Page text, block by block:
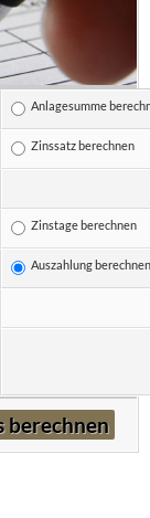
Anlagesumme
Zinssatz berechnen
Zinstage berechnen
Auszahlung berechnen